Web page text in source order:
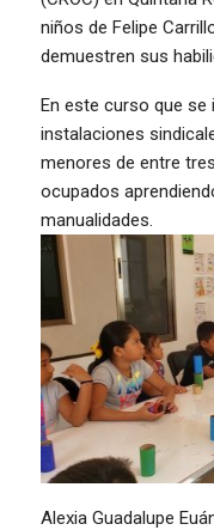
niños de Felipe
demuestren sus
En este curso que se
instalaciones
menores de entre
ocupados
manualidades.
Alexia Guadalupe